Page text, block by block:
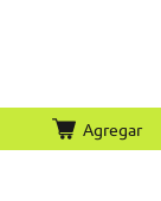
Agregar